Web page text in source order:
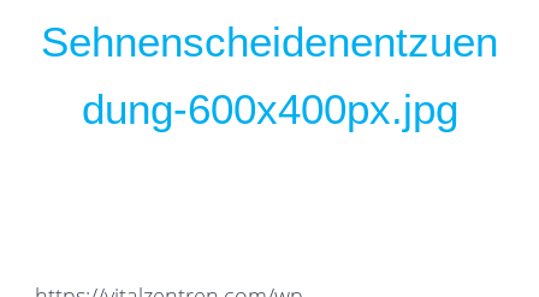
Sehnenscheidenentzuen
dung-600x400px.jpg